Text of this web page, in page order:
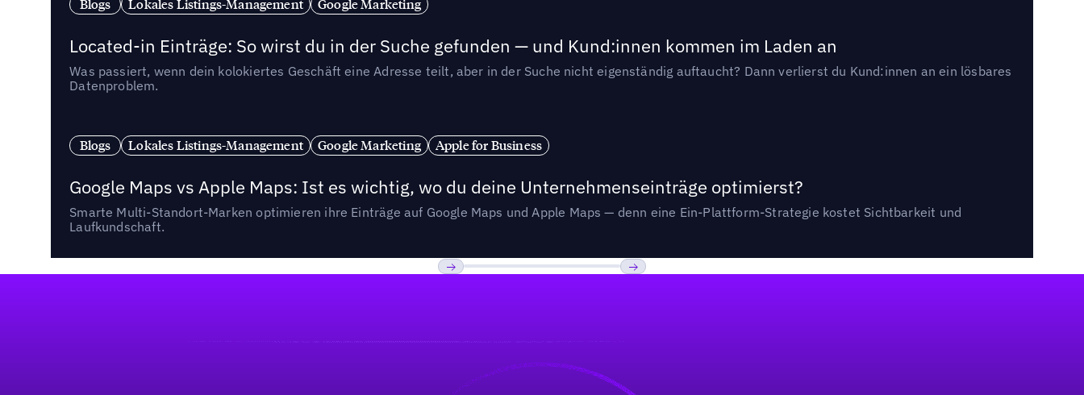
Blogs Lokales Listings-Management Google Marketing
Located-in Einträge: So wirst du in der Suche gefunden — und Kund:innen kommen im Laden an
Was passiert, wenn dein kolokiertes Geschäft eine Adresse teilt, aber in der Suche nicht eigenständig auftaucht? Dann verlierst du Kund:innen an ein lösbares
Datenproblem.
Blogs Lokales Listings-Management Google Marketing Apple for Business
Google Maps vs Apple Maps: Ist es wichtig, wo du deine Unternehmenseinträge optimierst?
Smarte Multi-Standort-Marken optimieren ihre Einträge auf Google Maps und Apple Maps — denn eine Ein-Plattform-Strategie kostet Sichtbarkeit und
Laufkundschaft.